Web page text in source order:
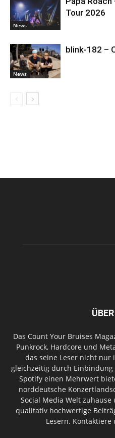
News
Tour 2026
News
blink-182 –
Das Count Your Bruises
Punkrock, Hardcore und
das seine Leser nicht
gleichzeitig durch
Spotify einen Mehrwert
norddeutsche
Social Media Welt
qualitativ hochwertige
Lesern. Kontaktiere